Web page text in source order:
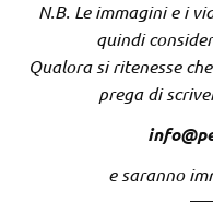
N.B. Le immagini e i
quindi
Qualora si ritenesse
prega di
e saranno